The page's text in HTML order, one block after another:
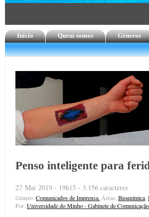
Início Quem somos Géneros
Penso inteligente para
27 Mai 2019 - 19h15 - 3.156 caracteres
Género: Comunicados de Imprensa. Áreas: Bioquímica,
Por: Universidade do Minho - Gabinete de